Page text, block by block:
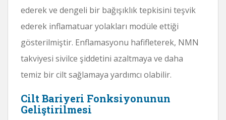
ederek ve dengeli bir bağışıklık tepkisini teşvik
ederek inflamatuar yolakları modüle ettiği
gösterilmiştir. Enflamasyonu hafifleterek, NMN
takviyesi sivilce şiddetini azaltmaya ve daha
temiz bir cilt sağlamaya yardımcı olabilir.
Cilt Bariyeri Fonksiyonunun
Geliştirilmesi